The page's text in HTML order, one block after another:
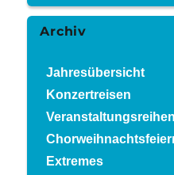
Archiv
Jahresübersicht
Konzertreisen
Veranstaltungsreihen
Extremes